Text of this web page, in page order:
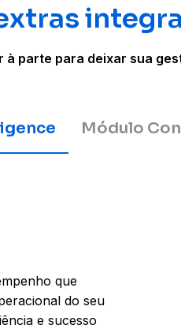
parte para deixar sua
Módulo
que
do seu
e sucesso